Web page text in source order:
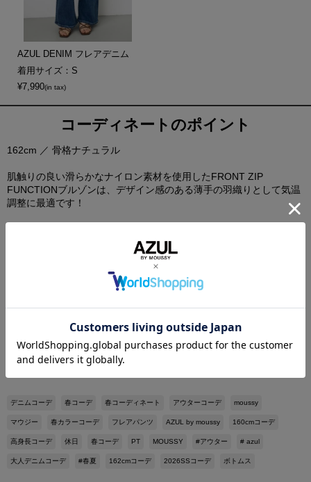
AZUL DENIM フレアデニム
着用サイズ：S
¥7,990(in tax)
デニムコーデ 春コーデ 春コーディネート アウターコーデ moussy
マウジー 春カラーコーデ フレアパンツ AZUL by moussy 160cmコーデ
高身長コーデ 休日 春コーデ PT MOUSSY #アウター # azul
大人デニムコーデ #春夏 162cmコーデ 2026SSコーデ ボトムス
コーディネートのポイント
162cm ／ 骨格ナチュラル
肌触りの良い滑らかなナイロン素材を使用したFRONT ZIP
FUNCTIONブルゾンは、デザイン感のある薄手の羽織りとして気温
調整に最適です！
澤城美樹